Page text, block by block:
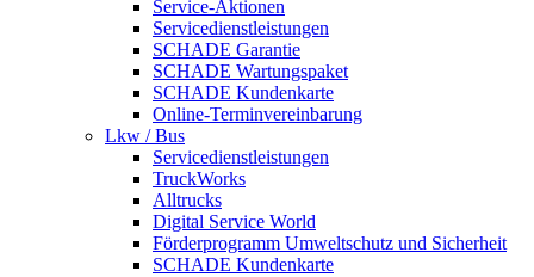
Service-Aktionen
Servicedienstleistungen
SCHADE Garantie
SCHADE Wartungspaket
SCHADE Kundenkarte
Online-Terminvereinbarung
Lkw / Bus
Servicedienstleistungen
TruckWorks
Alltrucks
Digital Service World
Förderprogramm Umweltschutz und Sicherheit
SCHADE Kundenkarte